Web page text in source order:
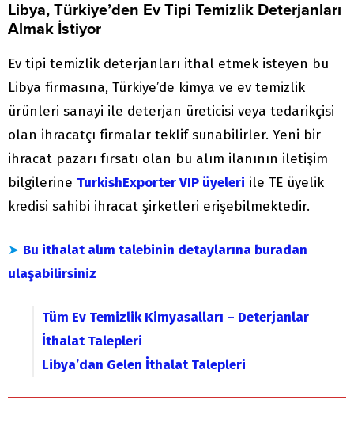
Libya, Türkiye’den Ev Tipi Temizlik Deterjanları
Almak İstiyor
Ev tipi temizlik deterjanları ithal etmek isteyen bu
Libya firmasına, Türkiye’de kimya ve ev temizlik
ürünleri sanayi ile deterjan üreticisi veya tedarikçisi
olan ihracatçı firmalar teklif sunabilirler. Yeni bir
ihracat pazarı fırsatı olan bu alım ilanının iletişim
bilgilerine TurkishExporter VIP üyeleri ile TE üyelik
kredisi sahibi ihracat şirketleri erişebilmektedir.
➤ Bu ithalat alım talebinin detaylarına buradan
ulaşabilirsiniz
Tüm Ev Temizlik Kimyasalları – Deterjanlar
İthalat Talepleri
Libya’dan Gelen İthalat Talepleri